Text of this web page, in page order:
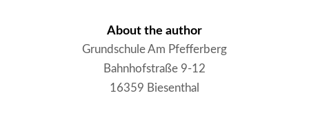
About the author
Grundschule Am Pfefferberg
Bahnhofstraße 9-12
16359 Biesenthal